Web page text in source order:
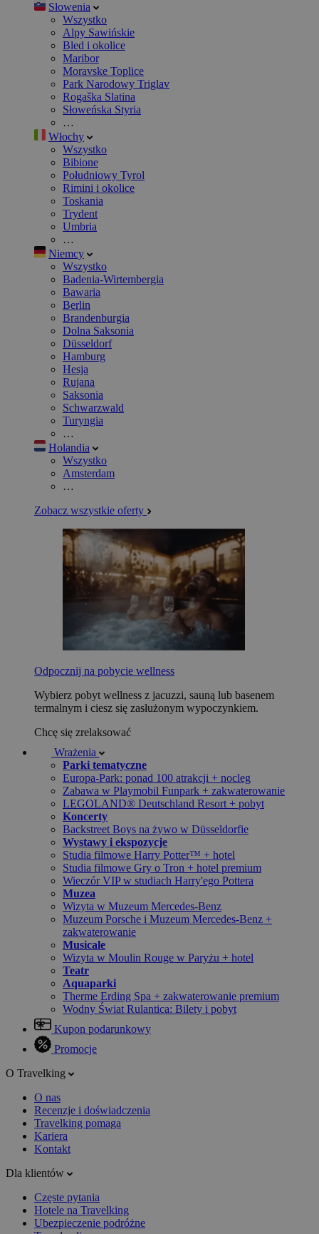
Słowenia
Wszystko
Alpy Sawińskie
Bled i okolice
Maribor
Moravske Toplice
Park Narodowy Triglav
Rogaška Slatina
Słoweńska Styria
…
Włochy
Wszystko
Bibione
Południowy Tyrol
Rimini i okolice
Toskania
Trydent
Umbria
…
Niemcy
Wszystko
Badenia-Wirtembergia
Bawaria
Berlin
Brandenburgia
Dolna Saksonia
Düsseldorf
Hamburg
Hesja
Rujana
Saksonia
Schwarzwald
Turyngia
…
Holandia
Wszystko
Amsterdam
…
Zobacz wszystkie oferty
Odpocznij na pobycie wellness
Wybierz pobyt wellness z jacuzzi, sauną lub basenem
termalnym i ciesz się zasłużonym wypoczynkiem.
Chcę się zrelaksować
Wrażenia
Parki tematyczne
Europa-Park: ponad 100 atrakcji + nocleg
Zabawa w Playmobil Funpark + zakwaterowanie
LEGOLAND® Deutschland Resort + pobyt
Koncerty
Backstreet Boys na żywo w Düsseldorfie
Wystawy i ekspozycje
Studia filmowe Harry Potter™ + hotel
Studia filmowe Gry o Tron + hotel premium
Wieczór VIP w studiach Harry'ego Pottera
Muzea
Wizyta w Muzeum Mercedes-Benz
Muzeum Porsche i Muzeum Mercedes-Benz +
zakwaterowanie
Musicale
Wizyta w Moulin Rouge w Paryżu + hotel
Teatr
Aquaparki
Therme Erding Spa + zakwaterowanie premium
Wodny Świat Rulantica: Bilety i pobyt
Kupon podarunkowy
Promocje
O Travelking
O nas
Recenzje i doświadczenia
Travelking pomaga
Kariera
Kontakt
Dla klientów
Częste pytania
Hotele na Travelking
Ubezpieczenie podróżne